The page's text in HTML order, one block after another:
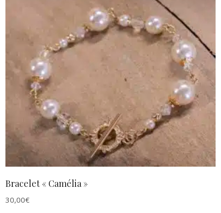
AJOUTER AU PANIER
Bracelet « Camélia »
30,00€